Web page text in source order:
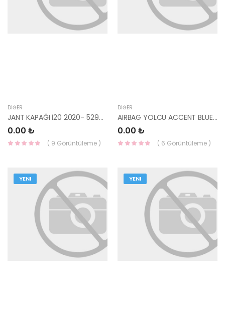
DIĞER
JANT KAPAĞI İ20 2020- 52970-Q0000-HMC
0.00 ₺
( 9 Görüntüleme )
DIĞER
AIRBAG YOLCU ACCENT BLUE 11- 84530-1R000-HMC
0.00 ₺
( 6 Görüntüleme )
YENI YENI